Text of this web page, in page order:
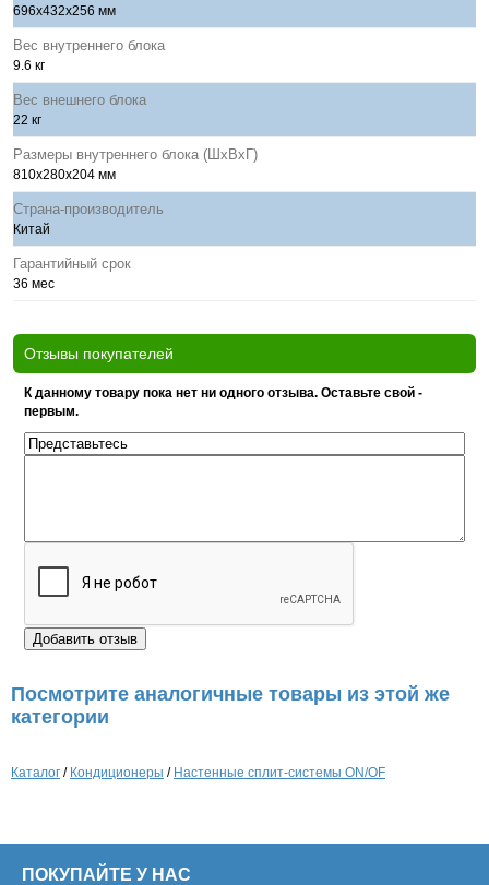
696x432x256 мм
Вес внутреннего блока
9.6 кг
Вес внешнего блока
22 кг
Размеры внутреннего блока (ШхВхГ)
810x280x204 мм
Страна-производитель
Китай
Гарантийный срок
36 мес
Отзывы покупателей
К данному товару пока нет ни одного отзыва. Оставьте свой -
первым.
Посмотрите аналогичные товары из этой же
категории
Каталог / Кондиционеры / Настенные сплит-системы ON/OF
ПОКУПАЙТЕ У НАС